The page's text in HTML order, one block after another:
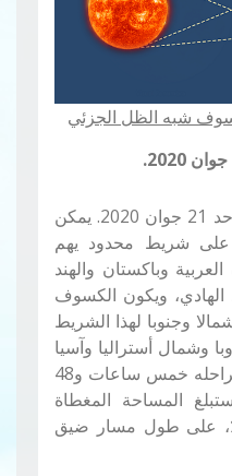
كسوف حلقي للشمس يوم الأحد 21 جوان 2020. يمكن
شريط محدود يهم
وباكستان والهند
ويكون الكسوف
وجنوبا لهذا الشريط
وشمال أستراليا وآسيا
ويدوم هذا الكسوف في كل مراحله خمس ساعات و48
المساحة المغطاة
الشمس أكثر من 99٪، على طول مسار ضيق